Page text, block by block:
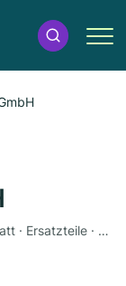
Motorradhandel · Motorradwerkstatt · Werkstatt · Ersatzteile · Motorradzubehör · Bekleidungsgeschäft · Fahrzeuglackierungen